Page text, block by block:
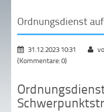
Ordnungsdienst
31.12.2023 10:31
(Kommentare: 0)